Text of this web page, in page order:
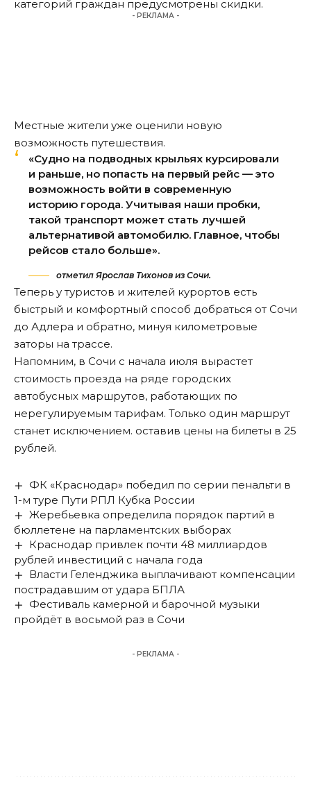
категорий граждан предусмотрены скидки.
- РЕКЛАМА -
Местные жители уже оценили новую
возможность путешествия.
«Судно на подводных крыльях курсировали
и раньше, но попасть на первый рейс — это
возможность войти в современную
историю города. Учитывая наши пробки,
такой транспорт может стать лучшей
альтернативой автомобилю. Главное, чтобы
рейсов стало больше».
отметил Ярослав Тихонов из Сочи.
Теперь у туристов и жителей курортов есть
быстрый и комфортный способ добраться от Сочи
до Адлера и обратно, минуя километровые
заторы на трассе.
Напомним, в Сочи с начала июля вырастет
стоимость проезда на ряде городских
автобусных маршрутов, работающих по
нерегулируемым тарифам. Только один маршрут
станет исключением. оставив цены на билеты в 25
рублей.
ФК «Краснодар» победил по серии пенальти в
1-м туре Пути РПЛ Кубка России
Жеребьевка определила порядок партий в
бюллетене на парламентских выборах
Краснодар привлек почти 48 миллиардов
рублей инвестиций с начала года
Власти Геленджика выплачивают компенсации
пострадавшим от удара БПЛА
Фестиваль камерной и барочной музыки
пройдёт в восьмой раз в Сочи
- РЕКЛАМА -